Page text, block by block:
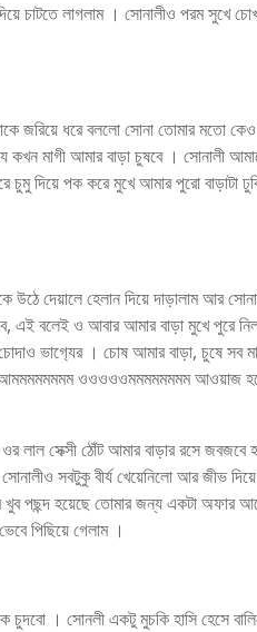
চাটতে লাগলাম । সোনালীও পরম সুখে
ধরে বললো সোনা তোমার মতো
মাগী আমার বাড়া চুষবে । সোনালী
চুমু দিয়ে পক করে মুখে আমার পুরো
উঠে দেয়ালে হেলান দিয়ে দাড়ালাম আর
এই বলেই ও আবার আমার বাড়া মুখে
চোদাও ভাগ‍্যের । চোষ আমার বাড়া, চুষে
ওওওওওমমমমমমমম আওয়াজ
লাল সেক্সী ঠোঁট আমার বাড়ার রসে
সবটুকু বীর্য খেয়েনিলো আর জীভ
খুব পছন্দ হয়েছে তোমার জন্য একটা
পিছিয়ে গেলাম ।
। সোনলী একটু মুচকি হাসি হেসে